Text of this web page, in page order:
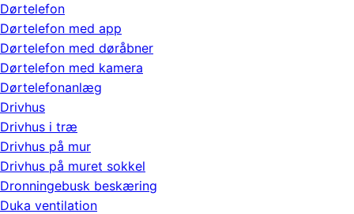
Dørtelefon
Dørtelefon med app
Dørtelefon med døråbner
Dørtelefon med kamera
Dørtelefonanlæg
Drivhus
Drivhus i træ
Drivhus på mur
Drivhus på muret sokkel
Dronningebusk beskæring
Duka ventilation